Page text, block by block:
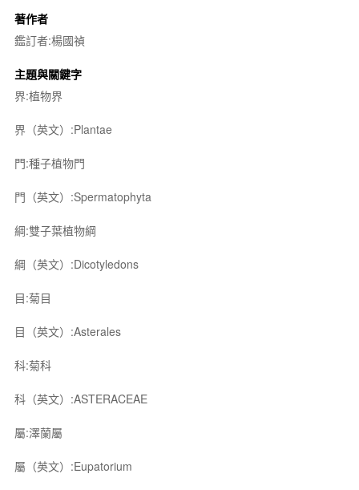
著作者
鑑訂者:楊國禎
主題與關鍵字
界:植物界
界（英文）:Plantae
門:種子植物門
門（英文）:Spermatophyta
綱:雙子葉植物綱
綱（英文）:Dicotyledons
目:菊目
目（英文）:Asterales
科:菊科
科（英文）:ASTERACEAE
屬:澤蘭屬
屬（英文）:Eupatorium